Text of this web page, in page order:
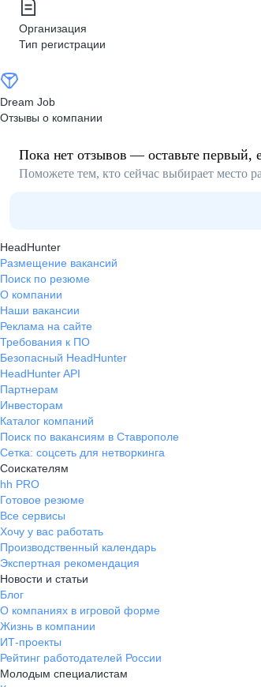
Организация
Тип регистрации
Dream Job
Отзывы о компании
Пока нет отзывов — оставьте первый,
Поможете тем, кто сейчас выбирает место
HeadHunter
Размещение вакансий
Поиск по резюме
О компании
Наши вакансии
Реклама на сайте
Требования к ПО
Безопасный HeadHunter
HeadHunter API
Партнерам
Инвесторам
Каталог компаний
Поиск по вакансиям в Ставрополе
Сетка: соцсеть для нетворкинга
Соискателям
hh PRO
Готовое резюме
Все сервисы
Хочу у вас работать
Производственный календарь
Экспертная рекомендация
Новости и статьи
Блог
О компаниях в игровой форме
Жизнь в компании
ИТ-проекты
Рейтинг работодателей России
Молодым специалистам